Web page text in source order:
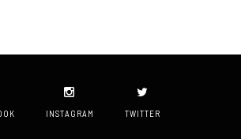
INSTAGRAM TWITTER